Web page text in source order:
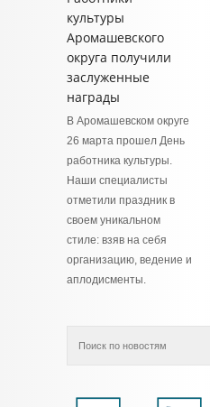
культуры
Аромашевского
округа получили
заслуженные
награды
В Аромашевском округе
26 марта прошел День
работника культуры.
Наши специалисты
отметили праздник в
своем уникальном
стиле: взяв на себя
организацию, ведение и
аплодисменты.